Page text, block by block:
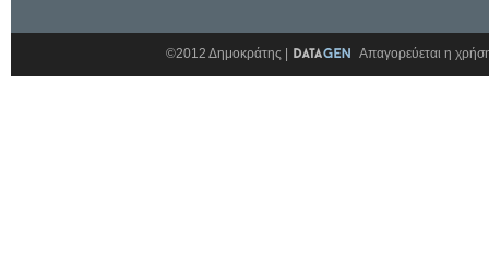
©2012 Δημοκράτης | Απαγορεύεται η